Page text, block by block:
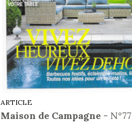
ARTICLE
Maison de Campagne - N°77